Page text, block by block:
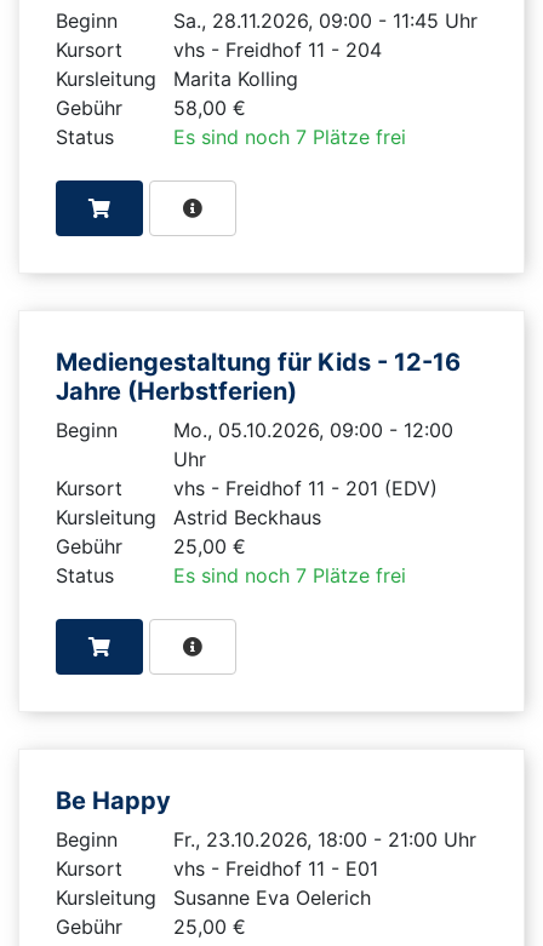
Beginn
Sa., 28.11.2026, 09:00 - 11:45 Uhr
Kursort
vhs - Freidhof 11 - 204
Kursleitung
Marita Kolling
Gebühr
58,00 €
Status
Es sind noch 7 Plätze frei
Mediengestaltung für Kids - 12-16
Jahre (Herbstferien)
Beginn
Mo., 05.10.2026, 09:00 - 12:00
Uhr
Kursort
vhs - Freidhof 11 - 201 (EDV)
Kursleitung
Astrid Beckhaus
Gebühr
25,00 €
Status
Es sind noch 7 Plätze frei
Be Happy
Beginn
Fr., 23.10.2026, 18:00 - 21:00 Uhr
Kursort
vhs - Freidhof 11 - E01
Kursleitung
Susanne Eva Oelerich
Gebühr
25,00 €